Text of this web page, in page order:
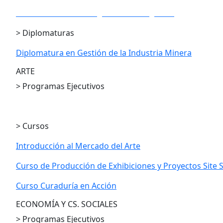
> Diplomaturas
Diplomatura en Gestión de la Industria Minera
ARTE
> Programas Ejecutivos
> Cursos
Introducción al Mercado del Arte
Curso de Producción de Exhibiciones y Proyectos Site
Curso Curaduría en Acción
ECONOMÍA Y CS. SOCIALES
> Programas Ejecutivos